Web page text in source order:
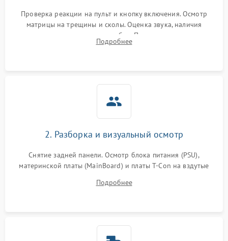
Проверка реакции на пульт и кнопку включения. Осмотр
матрицы на трещины и сколы. Оценка звука, наличия
подсветки и индикаторов ошибок. Подключение тестовых
источников сигнала для выявления симптомов поломки.
Подробнее
2. Разборка и визуальный осмотр
Снятие задней панели. Осмотр блока питания (PSU),
материнской платы (MainBoard) и платы T-Con на вздутые
Проверка надежности фиксации и целостности шлейфов.
Подробнее